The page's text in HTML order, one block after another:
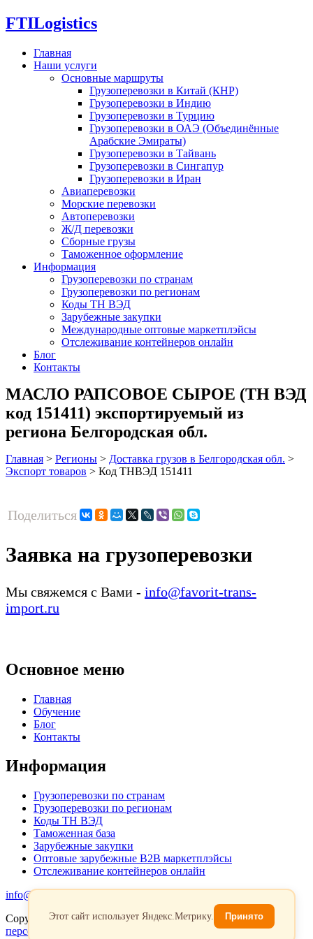
FTILogistics
Главная
Наши услуги
Основные маршруты
Грузоперевозки в Китай (КНР)
Грузоперевозки в Индию
Грузоперевозки в Турцию
Грузоперевозки в ОАЭ (Объединённые
Арабские Эмираты)
Грузоперевозки в Тайвань
Грузоперевозки в Сингапур
Грузоперевозки в Иран
Авиаперевозки
Морские перевозки
Автоперевозки
Ж/Д перевозки
Сборные грузы
Таможенное оформление
Информация
Грузоперевозки по странам
Грузоперевозки по регионам
Коды ТН ВЭД
Зарубежные закупки
Международные оптовые маркетплэйсы
Отслеживание контейнеров онлайн
Блог
Контакты
МАСЛО РАПСОВОЕ СЫРОЕ (ТН ВЭД
код 151411) экспортируемый из
региона Белгородская обл.
Главная > Регионы > Доставка грузов в Белгородская обл. >
Экспорт товаров > Код ТНВЭД 151411
Поделиться
Заявка на грузоперевозки
Мы свяжемся с Вами - info@favorit-trans-
import.ru
Основное меню
Главная
Обучение
Блог
Контакты
Информация
Грузоперевозки по странам
Грузоперевозки по регионам
Коды ТН ВЭД
Таможенная база
Зарубежные закупки
Оптовые зарубежные B2B маркетплэйсы
Отслеживание контейнеров онлайн
info@favorit-trans-import.ru
Copyright 2026. Все права защищены.Политика обработки
персональых данных
Согласие на обработку персональных
Этот сайт использует Яндекс.Метрику. Принято